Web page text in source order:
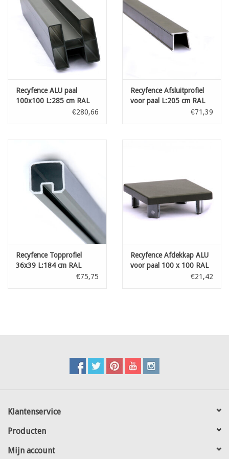
Recyfence ALU paal
100x100 L:285 cm RAL
€280,66
Recyfence Afsluitprofiel
voor paal L:205 cm RAL
€71,39
Recyfence Topprofiel
36x39 L:184 cm RAL
€75,75
Recyfence Afdekkap ALU
voor paal 100 x 100 RAL
€21,42
Klantenservice
Producten
Mijn account